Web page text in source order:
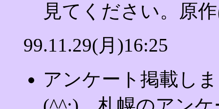
見てください。原
99.11.29(月)16:25
アンケート掲載し